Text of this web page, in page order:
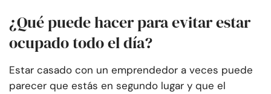
¿Qué puede hacer para evitar estar
ocupado todo el día?
Estar casado con un emprendedor a veces puede
parecer que estás en segundo lugar y que el